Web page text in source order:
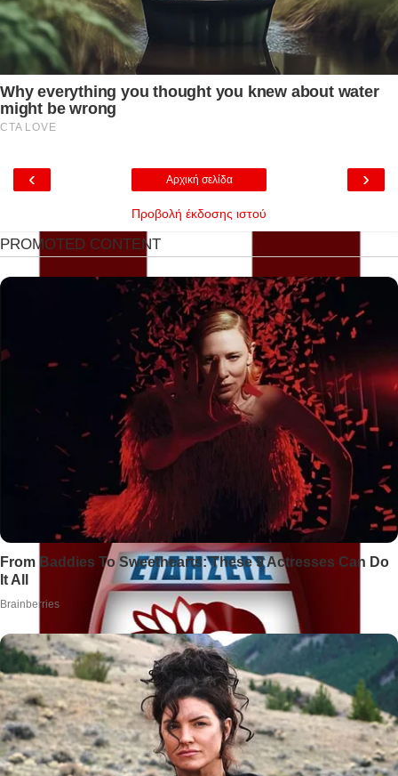
‹ ›
Αρχική σελίδα
Προβολή έκδοσης ιστού